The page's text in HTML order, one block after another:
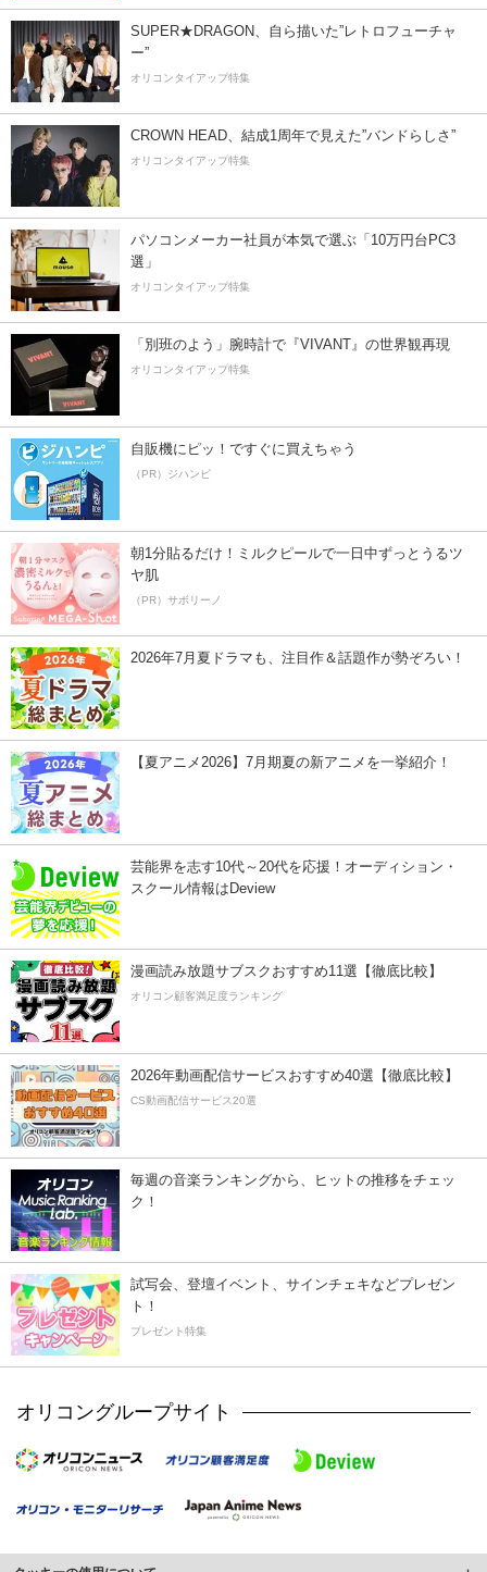
SUPER★DRAGON、自ら描いた”レトロフューチャ
ー”
オリコンタイアップ特集
CROWN HEAD、結成1周年で見えた”バンドらしさ”
オリコンタイアップ特集
パソコンメーカー社員が本気で選ぶ「10万円台PC3
選」
オリコンタイアップ特集
「別班のよう」腕時計で『VIVANT』の世界観再現
オリコンタイアップ特集
自販機にピッ！ですぐに買えちゃう
（PR）ジハンピ
朝1分貼るだけ！ミルクピールで一日中ずっとうるツ
ヤ肌
（PR）サボリーノ
2026年7月夏ドラマも、注目作＆話題作が勢ぞろい！
【夏アニメ2026】7月期夏の新アニメを一挙紹介！
芸能界を志す10代～20代を応援！オーディション・
スクール情報はDeview
漫画読み放題サブスクおすすめ11選【徹底比較】
オリコン顧客満足度ランキング
2026年動画配信サービスおすすめ40選【徹底比較】
CS動画配信サービス20選
毎週の音楽ランキングから、ヒットの推移をチェッ
ク！
試写会、登壇イベント、サインチェキなどプレゼン
ト！
プレゼント特集
オリコングループサイト